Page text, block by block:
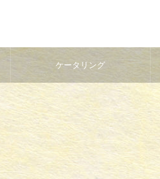
ケータリング